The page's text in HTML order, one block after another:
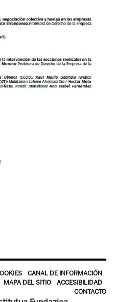
CANAL DE INFORMACIÓN
MAPA DEL SITIO
ACCESIBILIDAD
CONTACTO